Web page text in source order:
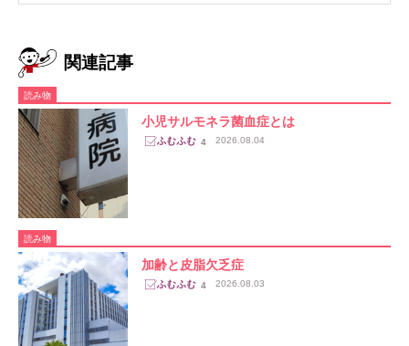
関連記事
読み物
小児サルモネラ菌血症とは
4 2026.08.04
読み物
加齢と皮脂欠乏症
4 2026.08.03